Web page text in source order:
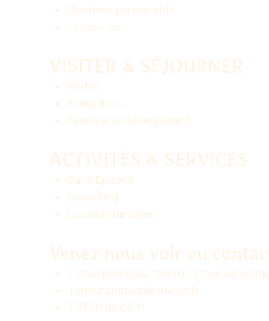
Chantiers participatifs
Le tiers-lieu
VISITER & SÉJOURNER
Visites
Animations
Réserver un hébergement
ACTIVITÉS & SERVICES
Bar & Épicerie
Coworking
Location de salles
Venez nous voir ou
2 rue principale, 12540 Latour-sur-
latour.chateau@orange.fr
07 70 06 03 11